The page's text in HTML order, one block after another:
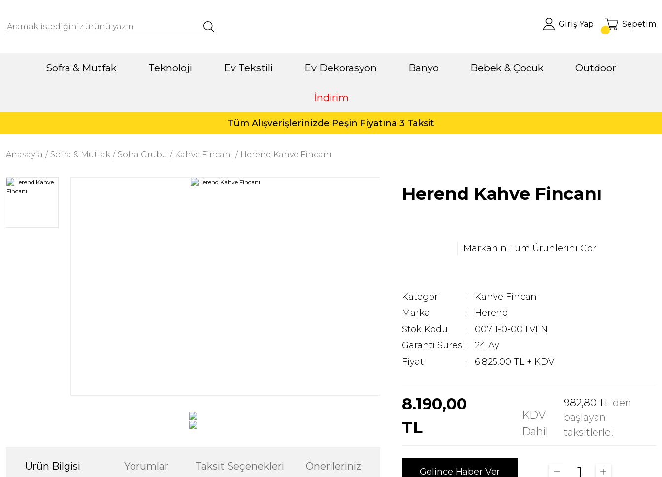
Giriş Yap Sepetim
Sofra & Mutfak Teknoloji Ev Tekstili Ev Dekorasyon Banyo Bebek & Çocuk Outdoor
İndirim
Tüm Alışverişlerinizde Peşin Fiyatına 3 Taksit
Anasayfa Sofra & Mutfak Sofra Grubu Kahve Fincanı Herend Kahve Fincanı
Ürün Bilgisi Yorumlar Taksit Seçenekleri Önerileriniz
Herend Kahve Fincanı
Markanın Tüm Ürünlerini Gör
Kategori
Kahve Fincanı
Marka
Herend
Stok Kodu
00711-0-00 LVFN
Garanti Süresi
24 Ay
Fiyat
6.825,00 TL + KDV
8.190,00
TL
KDV
Dahil
982,80 TL den
başlayan
taksitlerle!
Gelince Haber Ver